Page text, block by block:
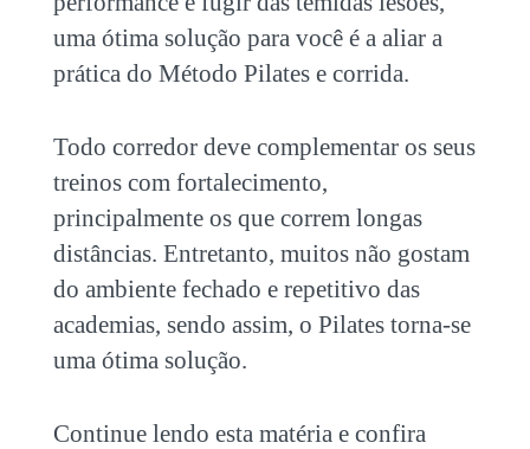
uma ótima solução para você é a aliar a
prática do Método Pilates e corrida.
Todo corredor deve complementar os seus
treinos com fortalecimento,
principalmente os que correm longas
distâncias. Entretanto, muitos não gostam
do ambiente fechado e repetitivo das
academias, sendo assim, o Pilates torna-se
uma ótima solução.
Continue lendo esta matéria e confira